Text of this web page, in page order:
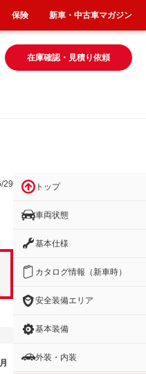
在庫確認・見積り依頼
29 トップ
車両状態
基本仕様
カタログ情報（新車時）
安全装備エリア
基本装備
外装・内装
保険 新車・中古車マガジン